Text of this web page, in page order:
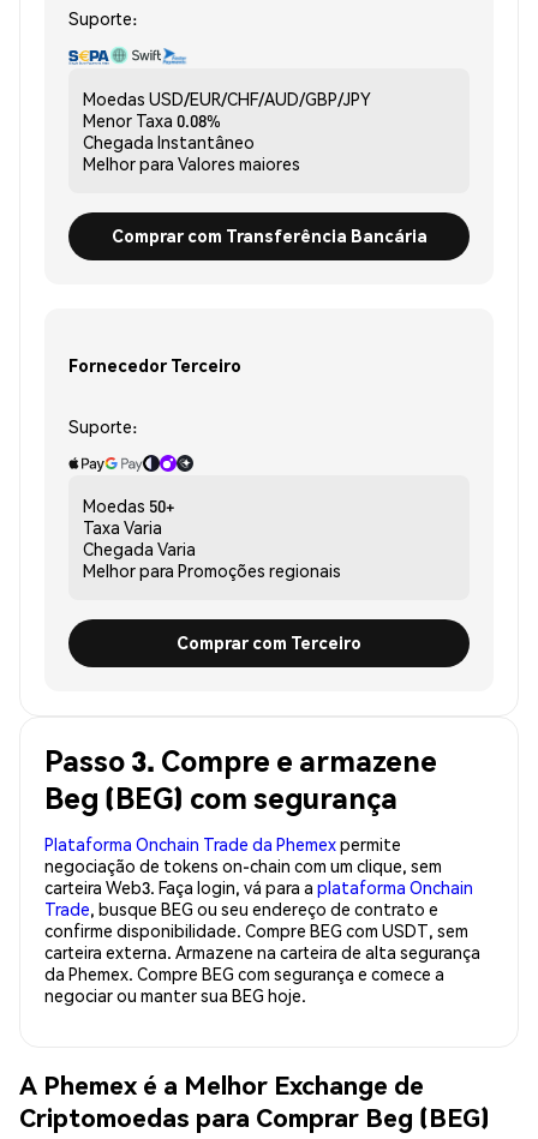
Suporte:
Moedas USD/EUR/CHF/AUD/GBP/JPY
Menor Taxa 0.08%
Chegada Instantâneo
Melhor para Valores maiores
Comprar com Transferência Bancária
Fornecedor Terceiro
Suporte:
Moedas 50+
Taxa Varia
Chegada Varia
Melhor para Promoções regionais
Comprar com Terceiro
Passo 3. Compre e armazene
Beg (BEG) com segurança
Plataforma Onchain Trade da Phemexpermite
negociação de tokens on-chain com um clique, sem
carteira Web3. Faça login, vá para a plataforma Onchain
Trade, busque BEG ou seu endereço de contrato e
confirme disponibilidade. Compre BEG com USDT, sem
carteira externa. Armazene na carteira de alta segurança
da Phemex. Compre BEG com segurança e comece a
negociar ou manter sua BEG hoje.
A Phemex é a Melhor Exchange de
Criptomoedas para Comprar Beg (BEG)